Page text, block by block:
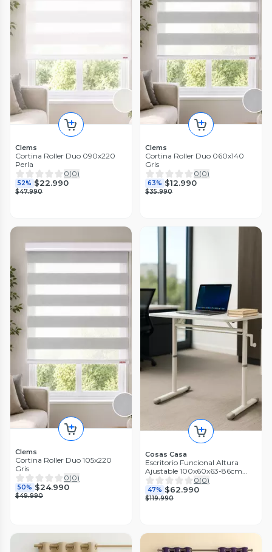
Clems
Cortina Roller Duo 090x220
Perla
0(0)
52% $22.990
$47.990
Clems
Cortina Roller Duo 060x140
Gris
0(0)
63% $12.990
$35.990
Clems
Cortina Roller Duo 105x220
Gris
0(0)
50% $24.990
$49.990
Cosas Casa
Escritorio Funcional Altura
Ajustable 100x60x63-86cm
Blanco
0(0)
47% $62.990
$119.990